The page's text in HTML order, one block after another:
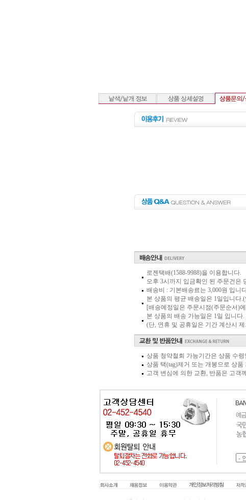
로젠택배(1588-9988)을 이용합니다.
오후 3시까지 입금확인 된 주문건은
배송비 : 기본배송료는 3,000원 입니
본 상품의 평균 배송일은 1일입니다
[배송예정일은 주문시점(주문순서)
본 상품의 배송 가능일은 1일 입니
(단, 연휴 및 공휴일은 기간 계산시
상품 청약철회 가능기간은 상품 수
상품 택(tag)제거 또는 개봉으로 상
고객 변심에 의한 교환, 반품은 고객